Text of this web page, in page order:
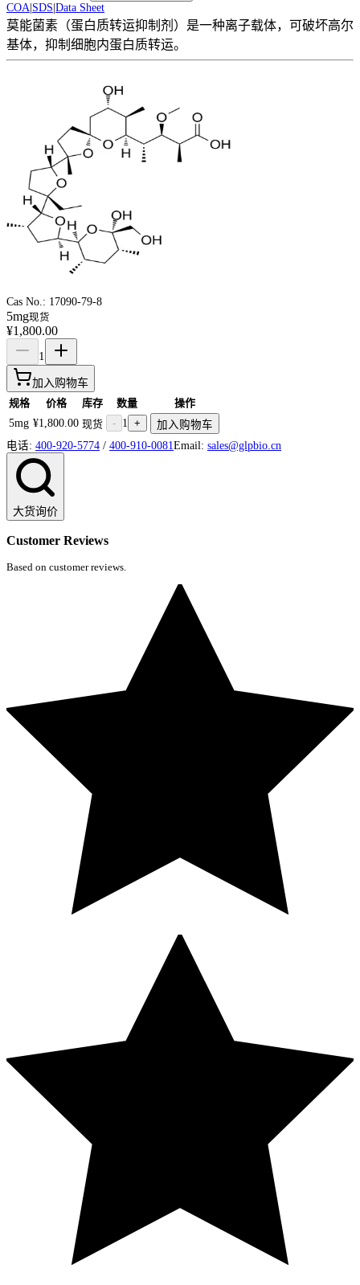
COA SDS Data Sheet
莫能菌素（蛋白质转运抑制剂）是一种离子载体，可破坏高尔
基体，抑制细胞内蛋白质转运。
Cas No.: 17090-79-8
5mg现货
¥1,800.00
1
加入购物车
规格 价格 库存 数量
操作
5mg ¥1,800.00 现货 - 1 +
加入购物车
电话: 400-920-5774 / 400-910-0081 Email: sales@glpbio.cn
大货询价
Customer Reviews
Based on customer reviews.